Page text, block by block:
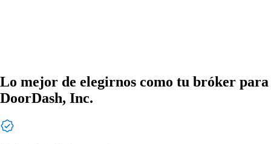
Lo mejor de elegirnos como tu bróker para
DoorDash, Inc.